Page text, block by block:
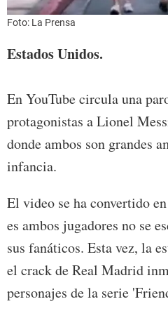
Foto: La Prensa
Estados Unidos.
En YouTube circula una
protagonistas a Lionel
donde ambos son grandes
infancia.
El video se ha convertido
es ambos jugadores no se
sus fanáticos. Esta vez, la
el crack de Real Madrid
personajes de la serie